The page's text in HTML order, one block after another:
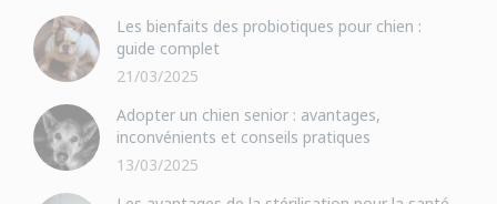
Les bienfaits des probiotiques pour chien :
guide complet
21/03/2025
Adopter un chien senior : avantages,
inconvénients et conseils pratiques
13/03/2025